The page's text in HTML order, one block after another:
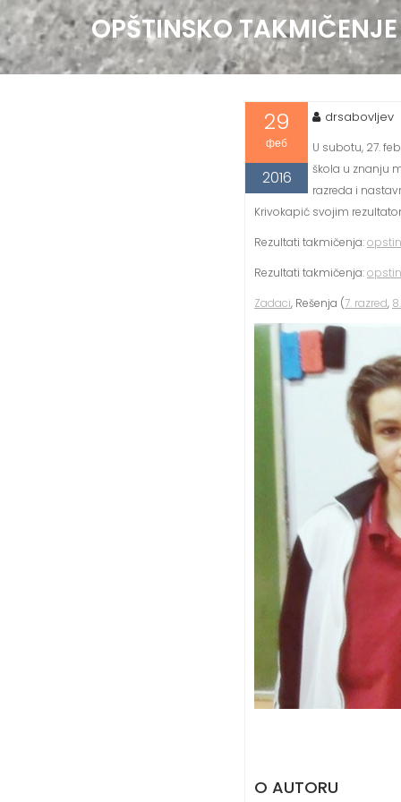
OPŠTINSKO
29
феб
2016
drsabovljev
U subotu, 27.
škola u znanju
razreda i
Krivokapić svojim
Rezultati takmičenja:
Rezultati takmičenja:
Zadaci, Rešenja (7. razred,
O AUTORU